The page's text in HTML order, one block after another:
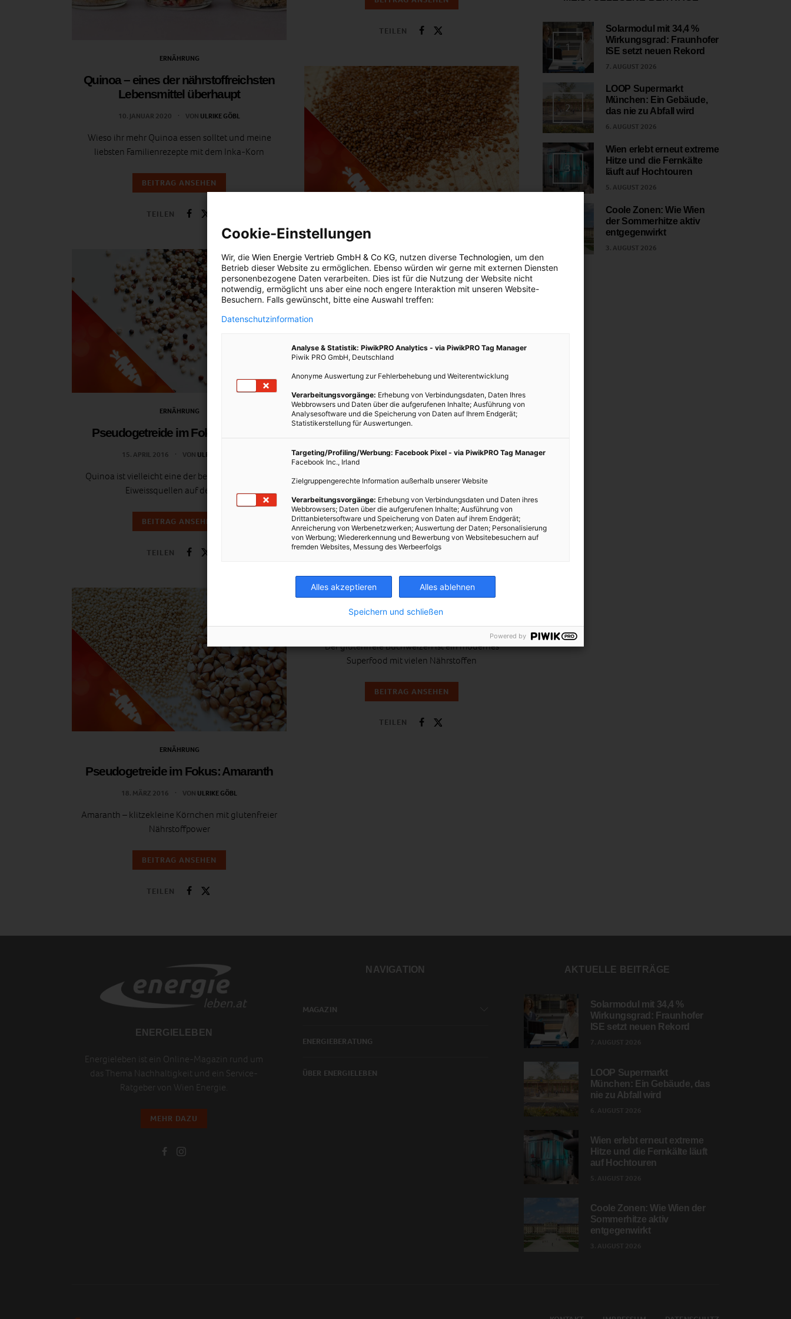
ERNÄHRUNG
Quinoa – eines der nährstoffreichsten
Lebensmittel überhaupt
10. JANUAR 2020 VON ULRIKE GÖBL
Wieso ihr mehr Quinoa essen solltet und meine
liebsten Familienrezepte mit dem Inka-Korn
BEITRAG ANSEHEN
TEILEN
ERNÄHRUNG
Pseudogetreide im Fokus: Quinoa
15. APRIL 2016 VON ULRIKE GÖBL
Quinoa ist vielleicht eine der besten pflanzlichen
Eiweissquellen auf der Welt.
BEITRAG ANSEHEN
TEILEN
ERNÄHRUNG
Pseudogetreide im Fokus: Amaranth
18. MÄRZ 2016 VON ULRIKE GÖBL
Amaranth – klitzekleine Körnchen mit glutenfreier
Nährstoffpower
BEITRAG ANSEHEN
TEILEN
TEILEN
29. APRIL 2016 VONULRIKE GÖBL
Teff oder Zwerghirse ist das kleinste Getreide der Welt,
kann nicht geschält werden und ist daher immer
BEITRAG ANSEHEN
1. APRIL 2016 VONULRIKE GÖBL
Der glutenfreie Buchweizen ist ein modernes
Superfood mit vielen Nährstoffen
BEITRAG ANSEHEN
TEILEN
1
Solarmodul mit 34,4 %
Wirkungsgrad: Fraunhofer
ISE setzt neuen Rekord
7. AUGUST 2026
2
LOOP Supermarkt
München: Ein Gebäude,
das nie zu Abfall wird
6. AUGUST 2026
3
Wien erlebt erneut extreme
Hitze und die Fernkälte
läuft auf Hochtouren
5. AUGUST 2026
Coole Zonen: Wie Wien
der Sommerhitze aktiv
entgegenwirkt
3. AUGUST 2026
ENERGIELEBEN
Energieleben ist ein Online-Magazin rund um
das Thema Nachhaltigkeit und ein Service-
Ratgeber von Wien Energie.
MEHR DAZU
NAVIGATION
MAGAZIN
ENERGIEBERATUNG
ÜBER ENERGIELEBEN
AKTUELLE BEITRÄGE
Solarmodul mit 34,4 %
Wirkungsgrad: Fraunhofer
ISE setzt neuen Rekord
LOOP Supermarkt
München: Ein Gebäude, das
nie zu Abfall wird
Wien erlebt erneut extreme
Hitze und die Fernkälte läuft
auf Hochtouren
Coole Zonen: Wie Wien der
Sommerhitze aktiv
entgegenwirkt
Cookie-Einstellungen
Wir, die Wien Energie Vertrieb GmbH & Co KG, nutzen diverse Technologien, um den
Betrieb dieser Website zu ermöglichen. Ebenso würden wir gerne mit externen Diensten
personenbezogene Daten verarbeiten. Dies ist für die Nutzung der Website nicht
notwendig, ermöglicht uns aber eine noch engere Interaktion mit unseren Website-
Besuchern. Falls gewünscht, bitte eine Auswahl treffen:
Datenschutzinformation
Analyse & Statistik: PiwikPRO Analytics - via PiwikPRO Tag Manager
Piwik PRO GmbH, Deutschland
Anonyme Auswertung zur Fehlerbehebung und Weiterentwicklung
Verarbeitungsvorgänge: Erhebung von Verbindungsdaten, Daten Ihres
Webbrowsers und Daten über die aufgerufenen Inhalte; Ausführung von
Analysesoftware und die Speicherung von Daten auf Ihrem Endgerät;
Statistikerstellung für Auswertungen.
Targeting/Profiling/Werbung: Facebook Pixel - via PiwikPRO Tag Manager
Facebook Inc., Irland
Zielgruppengerechte Information außerhalb unserer Website
Verarbeitungsvorgänge: Erhebung von Verbindungsdaten und Daten ihres
Webbrowsers; Daten über die aufgerufenen Inhalte; Ausführung von
Drittanbietersoftware und Speicherung von Daten auf ihrem Endgerät;
Anreicherung von Werbenetzwerken; Auswertung der Daten; Personalisierung
von Werbung; Wiedererkennung und Bewerbung von Websitebesuchern auf
fremden Websites, Messung des Werbeerfolgs
Alles akzeptieren Alles ablehnen
Speichern und schließen
Powered by